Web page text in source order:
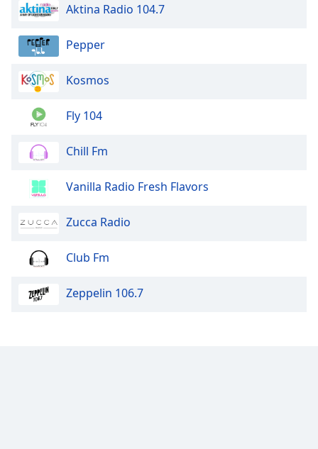
Aktina Radio 104.7
Pepper
Kosmos
Fly 104
Chill Fm
Vanilla Radio Fresh Flavors
Zucca Radio
Club Fm
Zeppelin 106.7